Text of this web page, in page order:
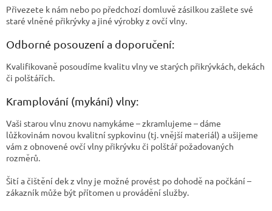
Přivezete k nám nebo po předchozí domluvě zásilkou zašlete své
staré vlněné přikrývky a jiné výrobky z ovčí vlny.
Odborné posouzení a doporučení:
Kvalifikovaně posoudíme kvalitu vlny ve starých přikrývkách, dekách
či polštářích.
Kramplování (mykání) vlny:
Vaši starou vlnu znovu namykáme – zkramlujeme – dáme
lůžkovinám novou kvalitní sypkovinu (tj. vnější materiál) a ušijeme
vám z obnovené ovčí vlny přikrývku či polštář požadovaných
rozměrů.
Šití a čištění dek z vlny je možné provést po dohodě na počkání –
zákazník může být přítomen u provádění služby.